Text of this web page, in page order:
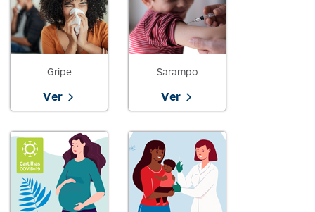
Gripe
Ver
Sarampo
Ver